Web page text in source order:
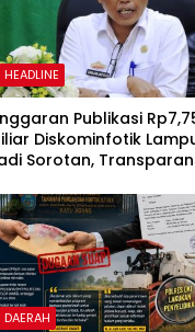
HEADLINE
Publikasi
Diskominfotik
Sorotan,
DAERAH